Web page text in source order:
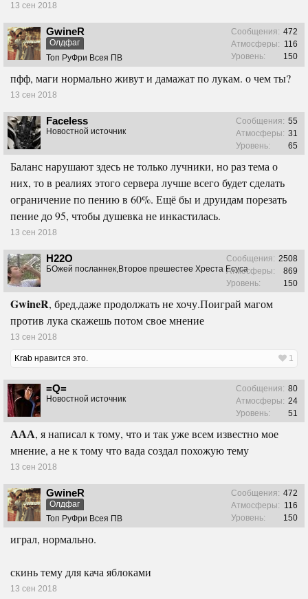
13 сен 2018
GwineR
Олдфаг
Топ РуФри Всея ПВ
Сообщения: 472
Атмосферы: 116
Уровень:
150
пфф, маги нормально живут и дамажат по лукам. о чем ты?
13 сен 2018
Faceless
Новостной источник
Сообщения: 55
Атмосферы: 31
Уровень:
65
Баланс нарушают здесь не только лучники, но раз тема о
них, то в реалиях этого сервера лучше всего будет сделать
ограничение по пению в 60%. Ещё бы и друидам порезать
пение до 95, чтобы душевка не инкастилась.
13 сен 2018
H22O
БОжей посланнек,Второе прешестее Хреста Есуса
Сообщения: 2508
Атмосферы:
869
Уровень:
150
GwineR, бред.даже продолжать не хочу.Поиграй магом
против лука скажешь потом свое мнение
13 сен 2018
Krab нравится это. 1
=Q=
Новостной источник
Сообщения: 80
Атмосферы: 24
Уровень:
51
ААА, я написал к тому, что и так уже всем известно мое
мнение, а не к тому что вада создал похожую тему
13 сен 2018
GwineR
Олдфаг
Топ РуФри Всея ПВ
Сообщения: 472
Атмосферы: 116
Уровень:
150
играл, нормально.
скинь тему для кача яблоками
13 сен 2018